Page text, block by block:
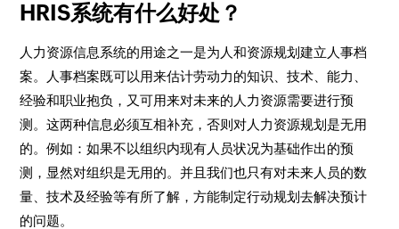
HRIS系统有什么好处？
人力资源信息系统的用途之一是为人和资源规划建立人事档
案。人事档案既可以用来估计劳动力的知识、技术、能力、
经验和职业抱负，又可用来对未来的人力资源需要进行预
测。这两种信息必须互相补充，否则对人力资源规划是无用
的。例如：如果不以组织内现有人员状况为基础作出的预
测，显然对组织是无用的。并且我们也只有对未来人员的数
量、技术及经验等有所了解，方能制定行动规划去解决预计
的问题。